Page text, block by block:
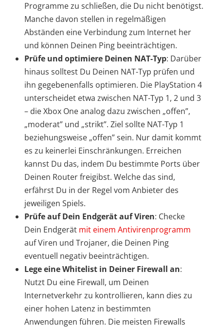
Programme zu schließen, die Du nicht benötigst.
Manche davon stellen in regelmäßigen
Abständen eine Verbindung zum Internet her
und können Deinen Ping beeinträchtigen.
Prüfe und optimiere Deinen NAT-Typ: Darüber
hinaus solltest Du Deinen NAT-Typ prüfen und
ihn gegebenenfalls optimieren. Die PlayStation 4
unterscheidet etwa zwischen NAT-Typ 1, 2 und 3
– die Xbox One analog dazu zwischen „offen”,
„moderat” und „strikt”. Ziel sollte NAT-Typ 1
beziehungsweise „offen” sein. Nur damit kommt
es zu keinerlei Einschränkungen. Erreichen
kannst Du das, indem Du bestimmte Ports über
Deinen Router freigibst. Welche das sind,
erfährst Du in der Regel vom Anbieter des
jeweiligen Spiels.
Prüfe auf Dein Endgerät auf Viren: Checke
Dein Endgerät mit einem Antivirenprogramm
auf Viren und Trojaner, die Deinen Ping
eventuell negativ beeinträchtigen.
Lege eine Whitelist in Deiner Firewall an:
Nutzt Du eine Firewall, um Deinen
Internetverkehr zu kontrollieren, kann dies zu
einer hohen Latenz in bestimmten
Anwendungen führen. Die meisten Firewalls